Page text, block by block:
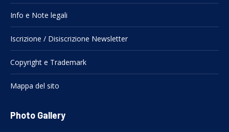
Info e Note legali
Iscrizione / Disiscrizione Newsletter
Copyright e Trademark
Mappa del sito
Photo Gallery